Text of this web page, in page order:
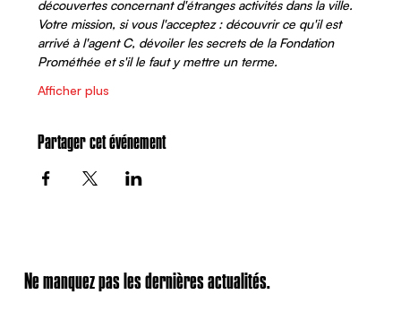
découvertes concernant d'étranges activités dans la ville.
Votre mission, si vous l'acceptez : découvrir ce qu'il est
arrivé à l'agent C, dévoiler les secrets de la Fondation
Prométhée et s'il le faut y mettre un terme.
Afficher plus
Partager cet événement
Ne manquez pas les dernières actualités.